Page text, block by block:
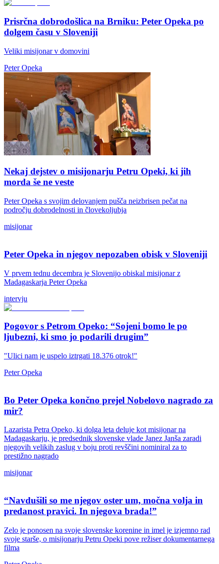
Prisrčna dobrodošlica na Brniku: Peter Opeka po
dolgem času v Sloveniji
Veliki misijonar v domovini
Peter Opeka
Nekaj dejstev o misijonarju Petru Opeki, ki jih
morda še ne veste
Peter Opeka s svojim delovanjem pušča neizbrisen pečat na
področju dobrodelnosti in človekoljubja
misijonar
Peter Opeka in njegov nepozaben obisk v Sloveniji
V prvem tednu decembra je Slovenijo obiskal misijonar z
Madagaskarja Peter Opeka
intervju
Pogovor s Petrom Opeko: “Sojeni bomo le po
ljubezni, ki smo jo podarili drugim”
"Ulici nam je uspelo iztrgati 18.376 otrok!"
Peter Opeka
Bo Peter Opeka končno prejel Nobelovo nagrado za
mir?
Lazarista Petra Opeko, ki dolga leta deluje kot misijonar na
Madagaskarju, je predsednik slovenske vlade Janez Janša zaradi
njegovih velikih zaslug v boju proti revščini nominiral za to
prestižno nagrado
misijonar
“Navdušili so me njegov oster um, močna volja in
predanost pravici. In njegova brada!”
Zelo je ponosen na svoje slovenske korenine in imel je izjemno rad
svoje starše, o misijonarju Petru Opeki pove režiser dokumentarnega
filma